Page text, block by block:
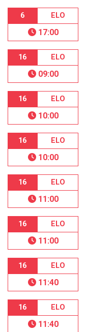
6 ELO
17:00
16 ELO
09:00
16 ELO
10:00
16 ELO
10:00
16 ELO
11:00
16 ELO
11:00
16 ELO
11:40
16 ELO
11:40